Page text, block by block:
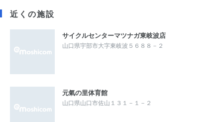
近くの施設
サイクルセンターマツナガ東岐波店
山口県宇部市大字東岐波５６８８－２
元氣の里体育館
山口県山口市佐山１３１－１－２